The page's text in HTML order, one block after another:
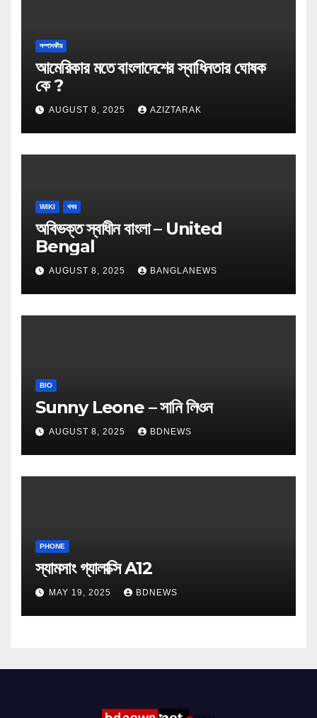
সম্পাদকীয়
আমেরিকার মতে বাংলাদেশের স্বাধিনতার ঘোষক
কে ?
AUGUST 8, 2025 AZIZTARAK
WIKI খবর
অবিভক্ত স্বাধীন বাংলা – United
Bengal
AUGUST 8, 2025 BANGLANEWS
BIO
Sunny Leone – সানি লিওন
AUGUST 8, 2025 BDNEWS
PHONE
স্যামসাং গ্যালাক্সি A12
MAY 19, 2025 BDNEWS